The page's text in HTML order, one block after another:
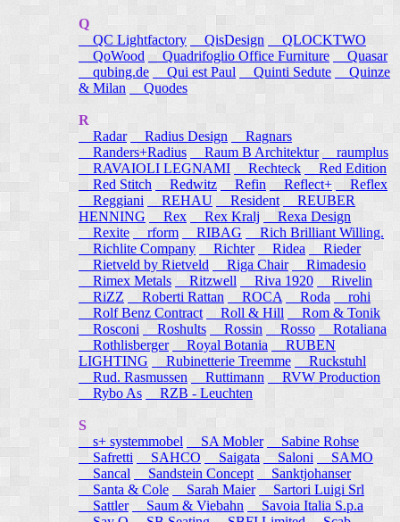
Q
QC Lightfactory
QisDesign
QLOCKTWO
QoWood Quadrifoglio Office Furniture
Quasar
qubing.de
Qui est Paul Quinti Sedute
Quinze
& Milan
Quodes
R
Radar
Radius Design
Ragnars
Randers+Radius
Raum B Architektur raumplus
RAVAIOLI LEGNAMI
Rechteck
Red Edition
Red Stitch
Redwitz Refin Reflect+
Reflex
Reggiani
REHAU Resident
REUBER
HENNING
Rex Rex Kralj
Rexa Design
Rexite
rform RIBAG
Rich Brilliant Willing.
Richlite Company
Richter Ridea
Rieder
Rietveld by Rietveld
Riga Chair
Rimadesio
Rimex Metals
Ritzwell Riva 1920
Rivelin
RiZZ
Roberti Rattan ROCA Roda
rohi
Rolf Benz Contract
Roll & Hill
Rom & Tonik
Rosconi Roshults Rossin Rosso
Rotaliana
Rothlisberger
Royal Botania
RUBEN
LIGHTING
Rubinetterie Treemme
Ruckstuhl
Rud. Rasmussen
Ruttimann
RVW Production
Rybo As
RZB - Leuchten
S
s+ systemmobel
SA Mobler
Sabine Rohse
Safretti
SAHCO Saigata Saloni
SAMO
Sancal
Sandstein Concept
Sanktjohanser
Santa & Cole
Sarah Maier
Sartori Luigi Srl
Sattler
Saum & Viebahn
Savoia Italia S.p.a